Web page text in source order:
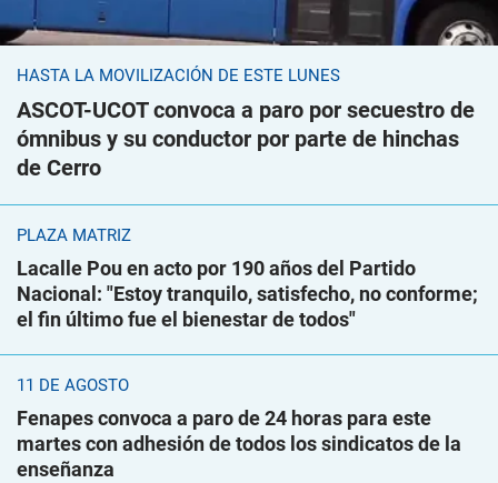
HASTA LA MOVILIZACIÓN DE ESTE LUNES
ASCOT-UCOT convoca a paro por secuestro de
ómnibus y su conductor por parte de hinchas
de Cerro
PLAZA MATRIZ
Lacalle Pou en acto por 190 años del Partido
Nacional: "Estoy tranquilo, satisfecho, no conforme;
el fin último fue el bienestar de todos"
11 DE AGOSTO
Fenapes convoca a paro de 24 horas para este
martes con adhesión de todos los sindicatos de la
enseñanza